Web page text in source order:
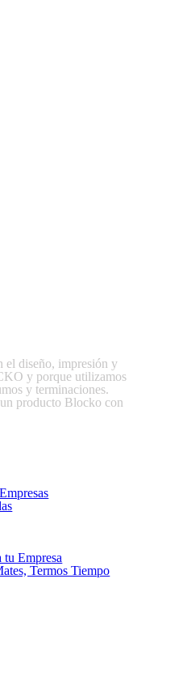
el diseño, impresión y
y porque utilizamos
y terminaciones.
producto Blocko con
tu Empresa
Termos Tiempo